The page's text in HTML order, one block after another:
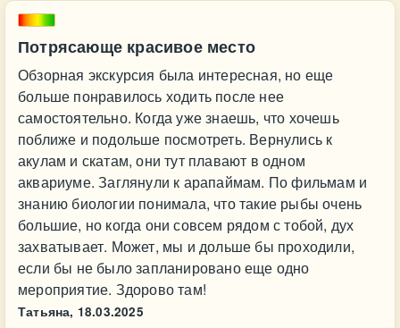
Потрясающе красивое место
Обзорная экскурсия была интересная, но еще
больше понравилось ходить после нее
самостоятельно. Когда уже знаешь, что хочешь
поближе и подольше посмотреть. Вернулись к
акулам и скатам, они тут плавают в одном
аквариуме. Заглянули к арапаймам. По фильмам и
знанию биологии понимала, что такие рыбы очень
большие, но когда они совсем рядом с тобой, дух
захватывает. Может, мы и дольше бы проходили,
если бы не было запланировано еще одно
мероприятие. Здорово там!
Татьяна, 18.03.2025